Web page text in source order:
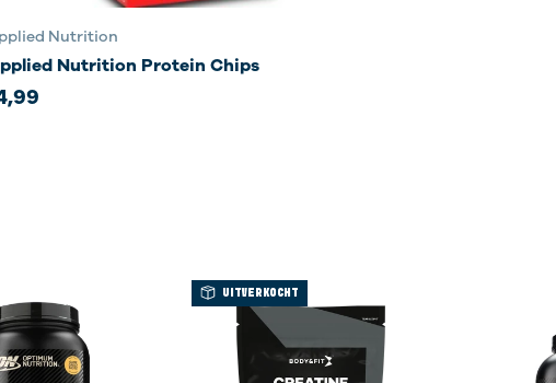
Nutrition
Nutrition Protein Chips
UITVERKOCHT